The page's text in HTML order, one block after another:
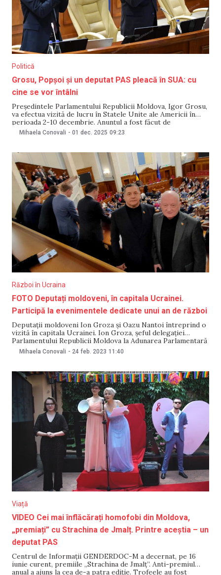
Politică
Grosu, Popșoi și un deputat PAS pleacă în SUA: cu
cine se vor întâlni
Președintele Parlamentului Republicii Moldova, Igor Grosu,
va efectua vizită de lucru în Statele Unite ale Americii în
perioada 2-10 decembrie. Anunțul a fost făcut de
reprezentanții Parlamentului de la Chișinău. Din delegație
președintele Parlamentului,
Mihaela Conovali - 01 dec. 2025 09:23
Război în Ucraina
FOTO Deputați moldoveni, în capitala Ucrainei.
Participă la evenimentele dedicate unui an de război
Deputații moldoveni Ion Groza și Oazu Nantoi întreprind o
vizită în capitala Ucrainei. Ion Groza, șeful delegației
Parlamentului Republicii Moldova la Adunarea Parlamentară
a Consiliului Europei, și Oazu Nantoi, președintele Grupului
Ucrainei. Evenimentele
Mihaela Conovali - 24 feb. 2023 11:40
Viață
VIDEO Cei mai înflăcărați homofobi din Moldova,
„premiați” cu Strachina de Jmalț. Printre aceștia – un
deputat PAS
Centrul de Informații GENDERDOC-M a decernat, pe 16
iunie curent, premiile „Strachina de Jmalț”. Anti-premiul
anual a ajuns la cea de-a patra ediție. Trofeele au fost